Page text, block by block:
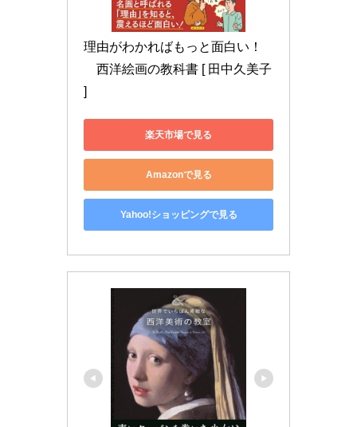
理由がわかればもっと面白い！
西洋絵画の教科書 [ 田中久美子
]
楽天市場で見る
Amazonで見る
Yahoo!ショッピングで見る